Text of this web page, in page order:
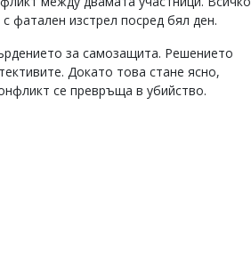
фатален изстрел посред бял ден.
за самозащита. Решението
Докато това стане ясно,
се превръща в убийство.